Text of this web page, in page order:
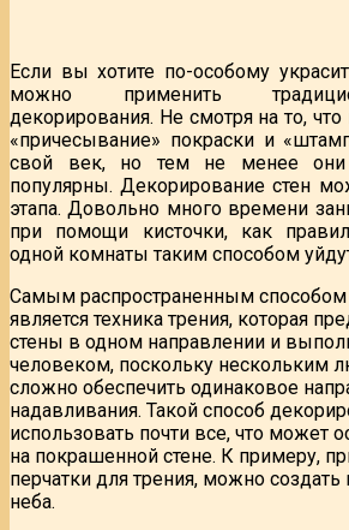
Если вы хотите по-особому
можно применить
декорирования. Не смотря на то,
«причесывание» покраски и
свой век, но тем не менее
популярны. Декорирование стен
этапа. Довольно много времени
при помощи кисточки, как
одной комнаты таким способом
Самым распространенным
является техника трения, которая
стены в одном направлении и
человеком, поскольку нескольким
сложно обеспечить одинаковое
надавливания. Такой способ
использовать почти все, что может
на покрашенной стене. К примеру,
перчатки для трения, можно создать
неба.